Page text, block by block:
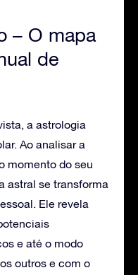
– O mapa
de
a astrologia
Ao analisar a
momento do seu
astral se transforma
Ele revela
e até o modo
outros e com o